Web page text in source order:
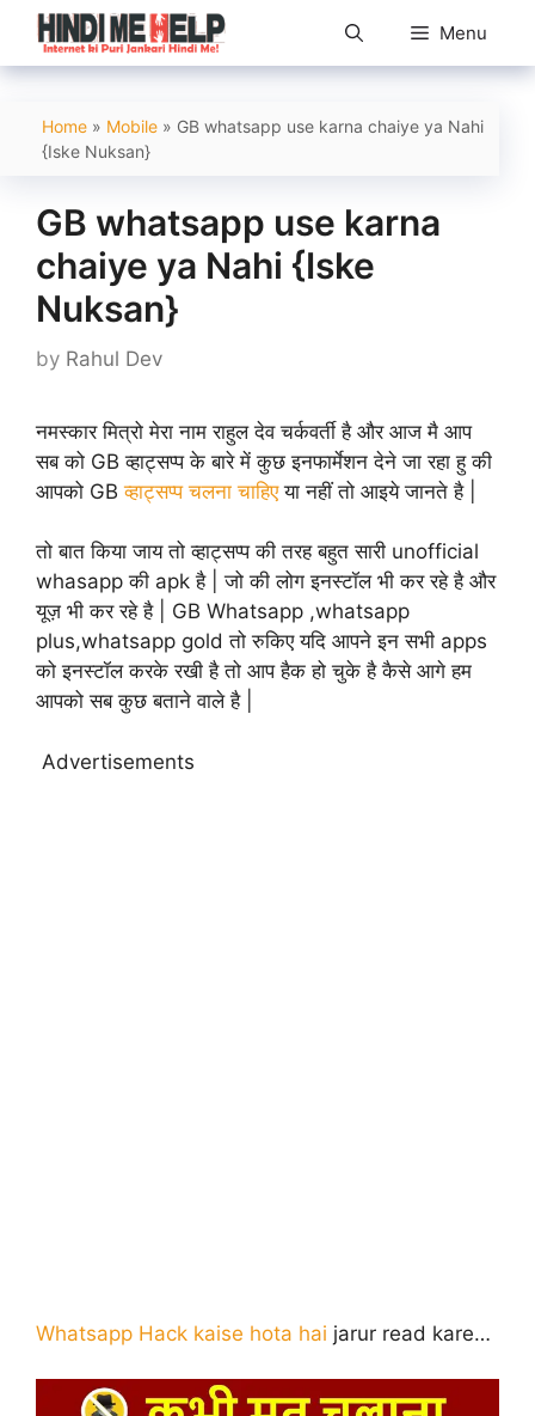
Skip
content
Menu
Home » Mobile » GB whatsapp use karna chaiye ya Nahi
{Iske Nuksan}
GB whatsapp use karna
chaiye ya Nahi {Iske
Nuksan}
by Rahul Dev
नमस्कार मित्रो मेरा नाम राहुल देव चर्कवर्ती है और आज मै आप
सब को GB व्हाट्सप्प के बारे में कुछ इनफार्मेशन देने जा रहा हु की
आपको GBव्हाट्सप्प चलना चाहिएया नहीं तो आइये जानते है |
तो बात किया जाय तो व्हाट्सप्प की तरह बहुत सारी unofficial
whasapp की apk है | जो की लोग इनस्टॉल भी कर रहे है और
यूज़ भी कर रहे है | GB Whatsapp ,whatsapp
plus,whatsapp gold तो रुकिए यदि आपने इन सभी apps
को इनस्टॉल करके रखी है तो आप हैक हो चुके है कैसे आगे हम
आपको सब कुछ बताने वाले है |
Advertisements
Whatsapp Hack kaise hota hai jarur read kare…